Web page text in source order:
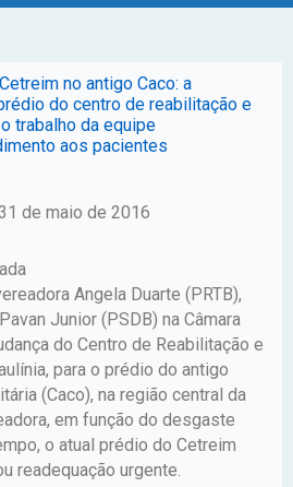
no antigo Caco: a
do centro de reabilitação e
trabalho da equipe
aos pacientes
de maio de 2016
Angela Duarte (PRTB),
Junior (PSDB) na Câmara
do Centro de Reabilitação e
para o prédio do antigo
(Caco), na região central da
em função do desgaste
o atual prédio do Cetreim
readequação urgente.